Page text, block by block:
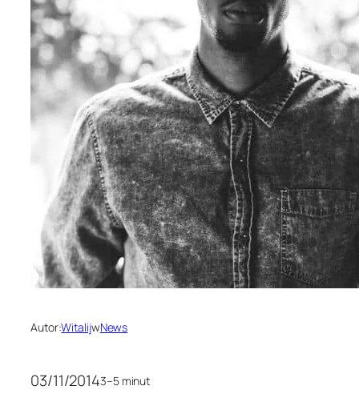
Autor:WitalijwNews
03/11/20143–5 minut